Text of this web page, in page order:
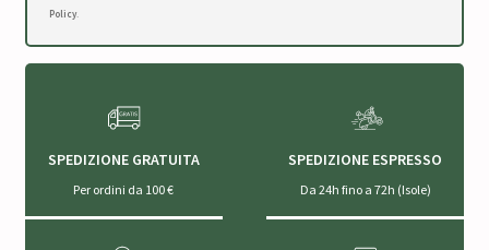
Policy.
SPEDIZIONE GRATUITA
Per ordini da 100 €
SPEDIZIONE ESPRESSO
Da 24h fino a 72h (Isole)